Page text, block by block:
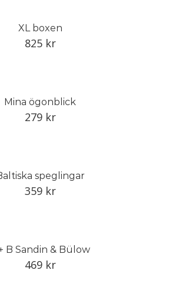
XL boxen
825 kr
Mina ögonblick
279 kr
speglingar
359 kr
B Sandin & Bülow
469 kr